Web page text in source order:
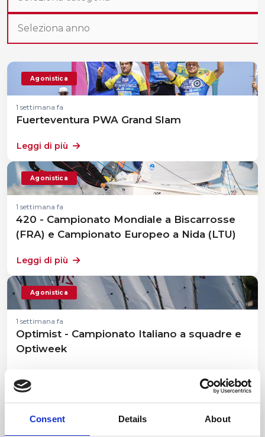
Consent Details About
Agonistica
1 settimana fa
Fuerteventura PWA Grand Slam
Leggi di più
Agonistica
1 settimana fa
420 - Campionato Mondiale a Biscarrosse
(FRA) e Campionato Europeo a Nida (LTU)
Leggi di più
Agonistica
1 settimana fa
Optimist - Campionato Italiano a squadre e
Optiweek